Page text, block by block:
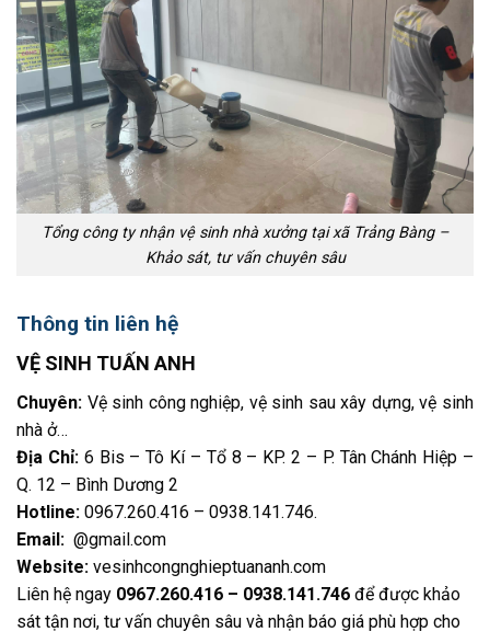
Tổng công ty nhận vệ sinh nhà xưởng tại xã Trảng Bàng –
Khảo sát, tư vấn chuyên sâu
Thông tin liên hệ
VỆ SINH TUẤN ANH
Chuyên: Vệ sinh công nghiệp, vệ sinh sau xây dựng, vệ sinh
nhà ở…
Địa Chỉ:6 Bis – Tô Kí – Tổ 8 – KP. 2 – P. Tân Chánh Hiệp –
Q. 12 – Bình Dương 2
Hotline: 0967.260.416 – 0938.141.746.
Email: @gmail.com
Website: vesinhcongnghieptuananh.com
Liên hệ ngay 0967.260.416 – 0938.141.746 để được khảo
sát tận nơi, tư vấn chuyên sâu và nhận báo giá phù hợp cho